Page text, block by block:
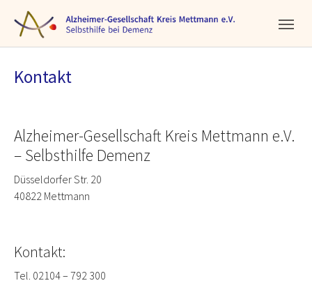
Skip to main navigation
Skip to main content
Skip to page footer
Kontakt
Alzheimer-Gesellschaft Kreis Mettmann e.V.
– Selbsthilfe Demenz
Düsseldorfer Str. 20
40822 Mettmann
Kontakt:
Tel. 02104 – 792 300